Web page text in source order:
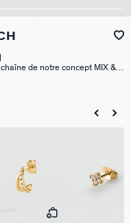
de notre concept MIX &
1000e - 18 carats et oxydes